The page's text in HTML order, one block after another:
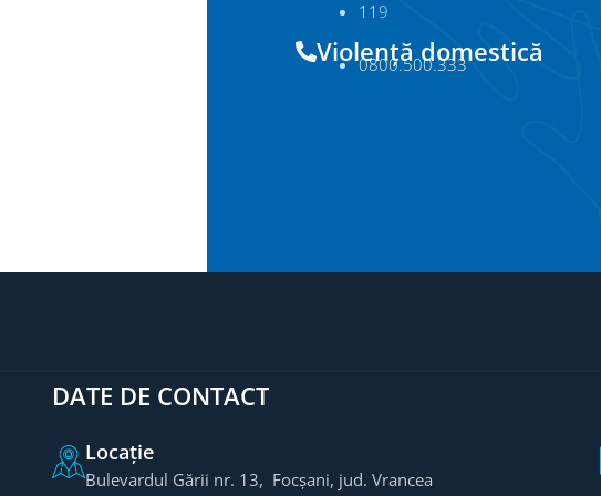
11 9
Violență domestică
0800.500.333
DATE DE CONTACT
Locație
Bulevardul Gării nr. 13, Focșani, jud. Vrancea